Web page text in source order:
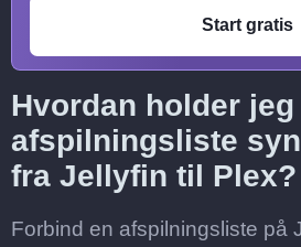
Start gratis
Hvordan holder jeg
afspilningsliste
fra Jellyfin til Plex?
Forbind en afspilningsliste på